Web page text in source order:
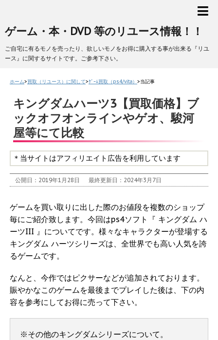
ゲーム・本・DVD 等のリユース情報！！
ご自宅に有るモノを売ったり、欲しいモノをお得に購入する事が出来る『リユ
ース』に関するサイトです。ご参考下さい。
ホーム>買取（リユース）に関して>ｹﾞｰﾑ買取（ps4/vita） >当記事
キングダムハーツ3【買取価格】ブ
ックオフオンラインやゲオ、駿河
屋等にて比較
＊当サイトはアフィリエイト広告を利用しています
公開日：2019年1月28日 最終更新日：2024年3月7日
ゲームを買い取りに出した際のお値段を複数のショップ
毎にご紹介致します。今回はps4ソフト『 キングダム ハ
ーツIII 』についてです。様々なキャラクターが登場する
キングダム ハーツシリーズは、全世界でも高い人気を誇
るゲームです。
なんと、今作ではピクサーなどが追加されております。
賑やかなこのゲームを最後までプレイした後は、下の内
容を参考にしてお得に売って下さい。
※その他のキングダムシリーズについて。